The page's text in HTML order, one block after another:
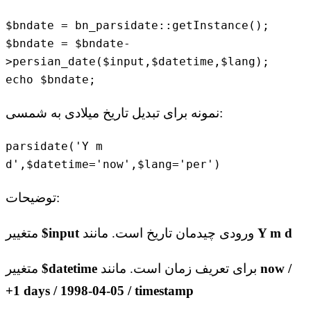
$bndate = bn_parsidate::getInstance();
$bndate = $bndate-
>persian_date($input,$datetime,$lang);
نمونه برای تبدیل تاریخ میلادی به شمسی:
parsidate('Y m
d',$datetime='now',$lang='per')
توضیحات:
$input Y m d
$datetime
now /
+1 days / 1998-04-05 / timestamp